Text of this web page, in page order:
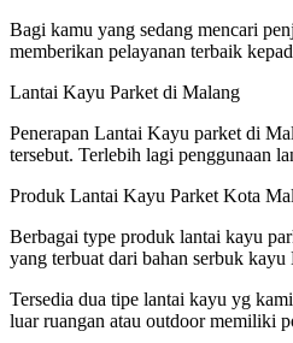
Bagi kamu yang sedang mencari
memberikan pelayanan terbaik
Lantai Kayu Parket di Malang
Penerapan Lantai Kayu parket di
tersebut. Terlebih lagi penggunaan
Produk Lantai Kayu Parket Kota
Berbagai type produk lantai kayu
yang terbuat dari bahan serbuk
Tersedia dua tipe lantai kayu yg
luar ruangan atau outdoor memiliki